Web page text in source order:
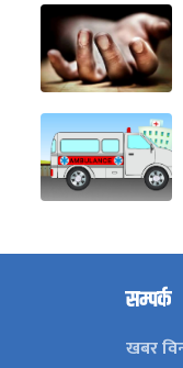
सम्पर्क
खबर